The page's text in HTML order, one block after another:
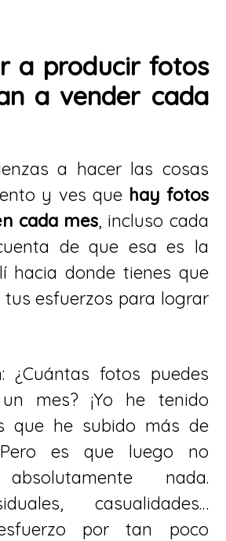
a producir fotos
a vender cada
a hacer las cosas
y ves que hay fotos
cada mes, incluso cada
de que esa es la
hacia donde tienes que
esfuerzos para lograr
¿Cuántas fotos puedes
mes? ¡Yo he tenido
que he subido más de
es que luego no
nada.
casualidades…
esfuerzo por tan poco